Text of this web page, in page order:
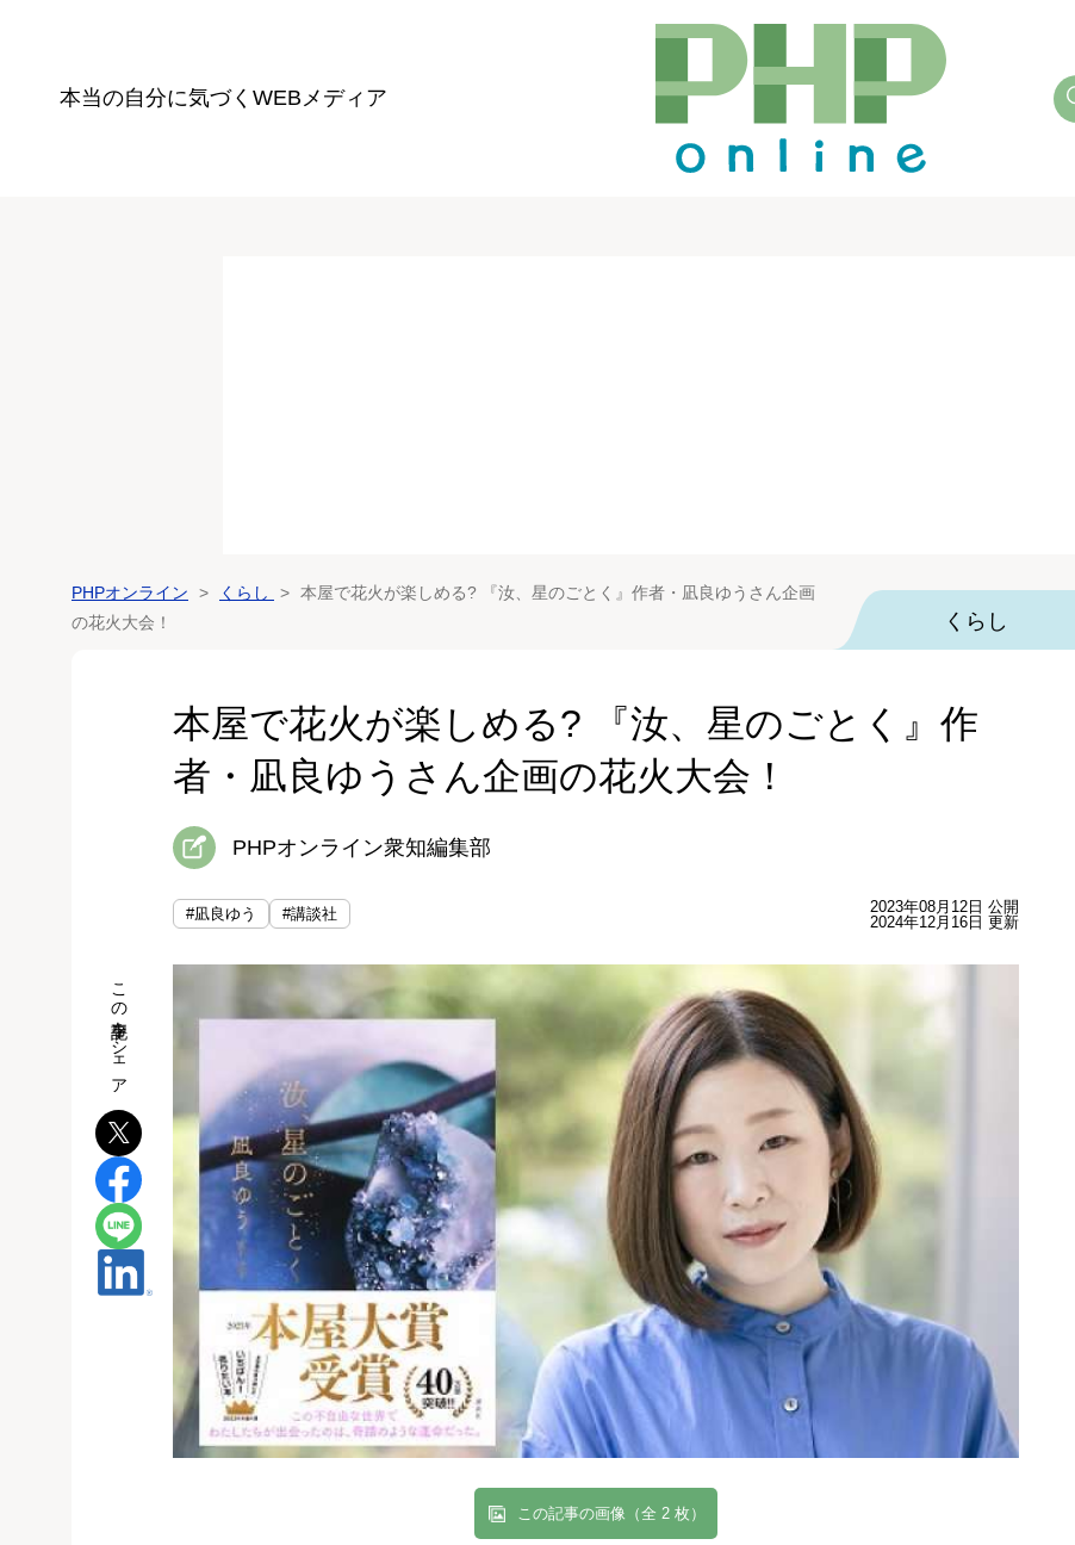
本当の自分に気づく WEBメディア
PHPオンライン くらし
本屋で花火が楽しめる? 『汝、星のごとく』作者・凪良ゆうさん企画
の花火大会！
くらし
本屋で花火が楽しめる? 『汝、星のごとく』作
者・凪良ゆうさん企画の花火大会！
PHPオンライン衆知編集部
#凪良ゆう #講談社
2023年08月12日 公開
2024年12月16日 更新
この記事の画像（全 2 枚）
この記事をシェア